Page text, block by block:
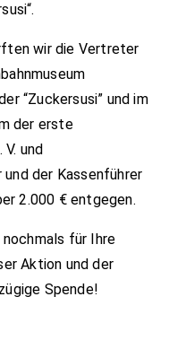
wir die Vertreter
“Zuckersusi” und im
der erste
und
der Kassenführer
2.000 € entgegen.
für Ihre
Aktion und der
Spende!